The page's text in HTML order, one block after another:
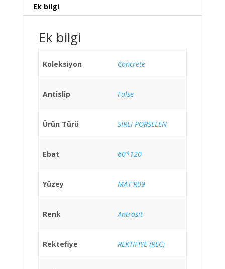
Ek bilgi
Ek bilgi
Koleksiyon Concrete
Antislip False
Ürün Türü SIRLI PORSELEN
Ebat 60*120
Yüzey MAT R09
Renk Antrasit
Rektefiye REKTIFIYE (REC)